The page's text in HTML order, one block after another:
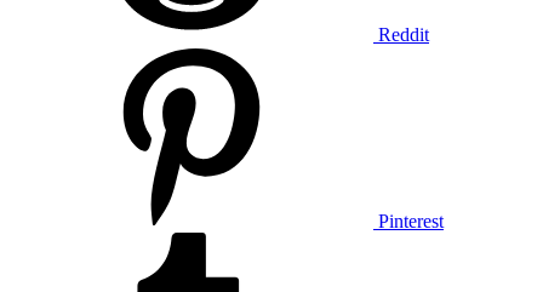
Reddit
Pinterest